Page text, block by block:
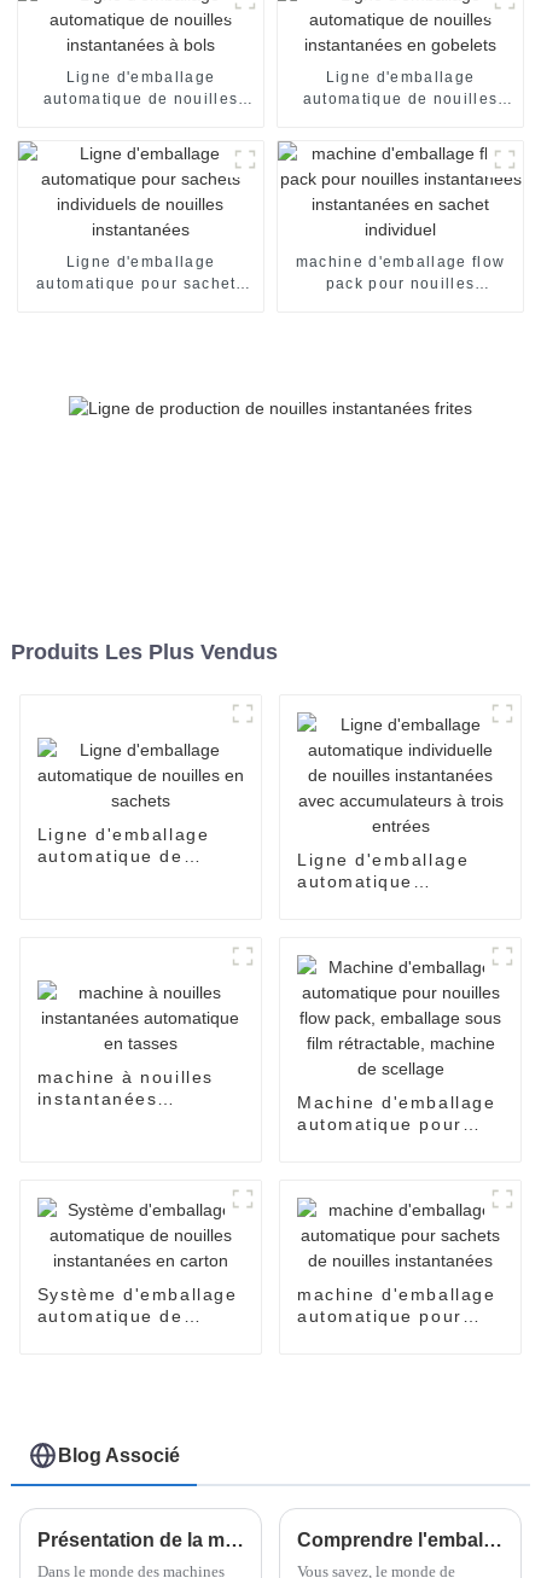
Ligne d'emballage
automatique de nouilles
Ligne d'emballage
automatique de nouilles
Ligne d'emballage
automatique pour sachets
machine d'emballage flow
pack pour nouilles
Produits Les Plus Vendus
Ligne d'emballage
automatique de
Ligne d'emballage
automatique
avec accumulateurs à
trois entrées
machine à nouilles
instantanées
Machine d'emballage
automatique pour
de scellage
Système d'emballage
automatique de
machine d'emballage
automatique pour
Blog Associé
Présentation de la meilleure machine d'emballage Wrapsense Flow : en quoi elle se distingue de ses concurrents
Dans le monde des machines
Comprendre l'emballage flowpack et son impact sur l'efficacité de la chaîne d'approvisionnement
Vous savez, le monde de